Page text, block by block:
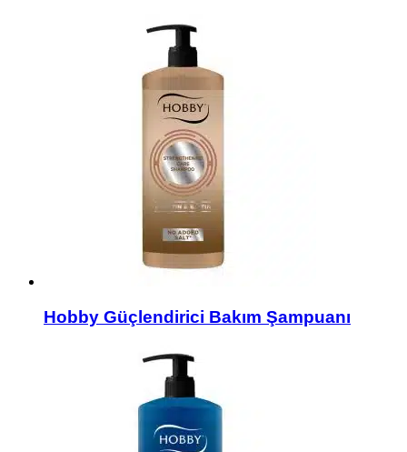
Hobby Güçlendirici Bakım Şampuanı